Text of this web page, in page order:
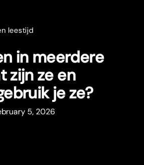
leestijd
in meerdere
zijn ze en
je ze?
5, 2026